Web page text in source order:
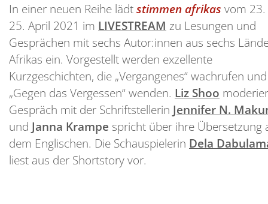
In einer neuen Reihe lädtstimmen afrikas vom
25. April 2021 im LIVESTREAM zu Lesungen und
Gesprächen mit sechs Autor:innen aus sechs
Afrikas ein. Vorgestellt werden exzellente
Kurzgeschichten, die „Vergangenes“ wachrufen
„Gegen das Vergessen“ wenden. Liz Shoo
Gespräch mit der Schriftstellerin Jennifer N.
und Janna Krampe spricht über ihre Übersetzung
dem Englischen. Die Schauspielerin Dela
liest aus der Shortstory vor.